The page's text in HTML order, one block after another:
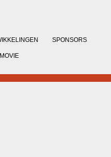
SPONSORS